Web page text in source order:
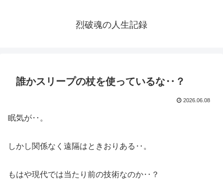
烈破魂の人生記録
誰かスリープの杖を使っているな‥？
2026.06.08
眠気が‥。
しかし関係なく遠隔はときおりある‥。
もはや現代では当たり前の技術なのか‥？